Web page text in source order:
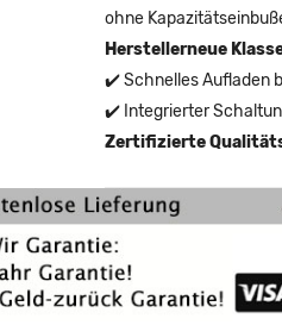
ohne
Herstellerneue
✔️ Schnelles Aufladen
✔️ Integrierter
Zertifizierte